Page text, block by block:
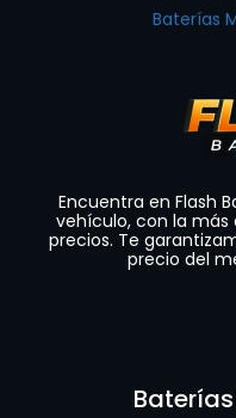
Baterías
Encuentra en Flash
vehículo, con la
precios. Te
precio del